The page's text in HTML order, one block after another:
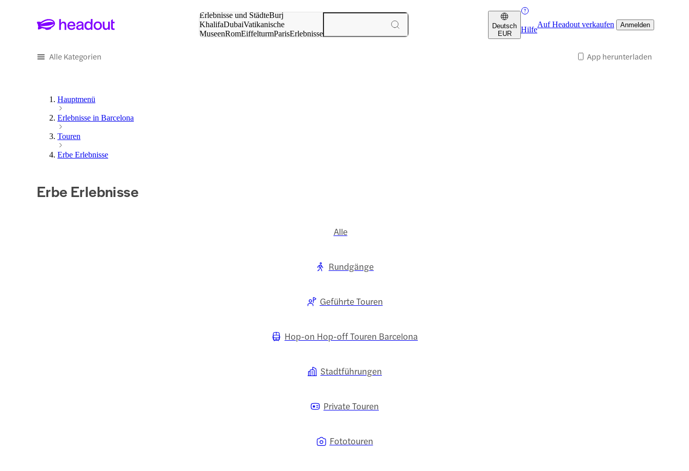
Erlebnisse und StädteBurj
KhalifaDubaiVatikanische
MuseenRomEiffelturmParisErlebnisse
Deutsch
EUR
Hilfe
Auf Headout verkaufen Anmelden
Alle Kategorien App herunterladen
Hauptmenü
Erlebnisse in Barcelona
Touren
Erbe Erlebnisse
Erbe Erlebnisse
Alle
Rundgänge
Geführte Touren
Hop-on Hop-off Touren Barcelona
Stadtführungen
Private Touren
Fototouren